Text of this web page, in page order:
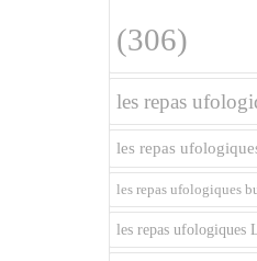
(306)
les repas
les repas
les repas ufologiques
les repas ufologiques